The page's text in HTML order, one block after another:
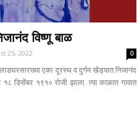
विष्णू बाळ
25, 2022 0
लाडघरसारख्या एका दूरस्थ व दुर्गम खेड्यात निजानंद
१८ डिसेंबर १९१० रोजी झाला. त्या काळात गावात